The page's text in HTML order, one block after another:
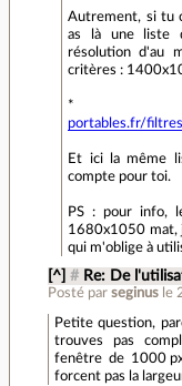
Autrement, si tu
as là une liste
résolution d'au
critères :
portables.fr/
Et ici la même
compte pour toi.
PS : pour info,
1680x1050 mat,
qui m'oblige à
[^] # Re: De
Posté par seginus le
Petite question,
trouves pas
fenêtre de 1000
forcent pas la